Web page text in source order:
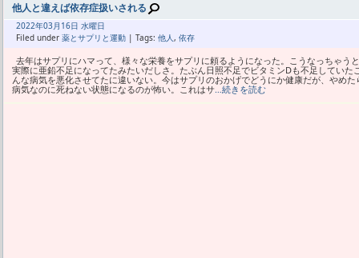
他人と違えば依存症扱いされる
2022年03月 16日 水曜日
Filed under 薬とサプリと運動 | Tags: 他人, 依存
去年はサプリにハマって、様々な栄養をサプリに頼るようになった。こうなっちゃう
実際に亜鉛不足になってたみたいだしさ。たぶん日照不足でビタミンDも不足してい
んな病気を悪化させてたに違いない。今はサプリのおかげでどうにか健康だが、やめ
病気なのに死ねない状態になるのが怖い。これはサ…続きを読む